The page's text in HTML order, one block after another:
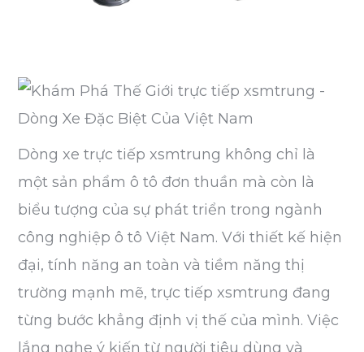
Dòng xe trực tiếp xsmtrung không chỉ là
một sản phẩm ô tô đơn thuần mà còn là
biểu tượng của sự phát triển trong ngành
công nghiệp ô tô Việt Nam. Với thiết kế hiện
đại, tính năng an toàn và tiềm năng thị
trường mạnh mẽ, trực tiếp xsmtrung đang
từng bước khẳng định vị thế của mình. Việc
lắng nghe ý kiến từ người tiêu dùng và